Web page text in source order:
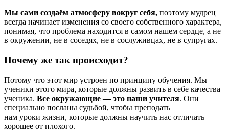
Мы сами создаём атмосферу вокруг себя, поэтому мудрец
всегда начинает изменения со своего собственного характера,
понимая, что проблема находится в самом нашем сердце, а не
в окружении, не в соседях, не в сослуживцах, не в супругах.
Почему же так происходит?
Потому что этот мир устроен по принципу обучения. Мы —
ученики этого мира, которые должны развить в себе качества
ученика. Все окружающие — это наши учителя. Они
специально посланы судьбой, чтобы преподать
нам уроки жизни, которые должны научить нас отличать
хорошее от плохого.